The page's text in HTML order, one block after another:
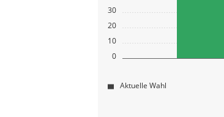
0
10
20
30
Aktuelle Wahl